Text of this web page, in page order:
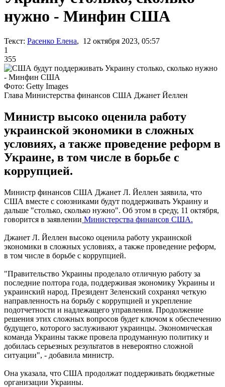
нужно - Минфин США
Текст: Расенко Елена, 12 октября 2023, 05:57
1
355
Фото: Getty Images
Глава Министерства финансов США Джанет Йеллен
Министр высоко оценила работу
украинской экономики в сложных
условиях, а также проведение реформ в
Украине, в том числе в борьбе с
коррупцией.
Министр финансов США Джанет Л. Йеллен заявила, что
США вместе с союзниками будут поддерживать Украину и
дальше "столько, сколько нужно". Об этом в среду, 11 октября,
говорится в заявлении Министерства финансов США.
Джанет Л. Йеллен высоко оценила работу украинской
экономики в сложных условиях, а также проведение реформ,
в том числе в борьбе с коррупцией.
"Правительство Украины проделало отличную работу за
последние полтора года, поддерживая экономику Украины и
украинский народ. Президент Зеленский сохранял четкую
направленность на борьбу с коррупцией и укрепление
подотчетности и надлежащего управления. Продолжение
решения этих сложных вопросов будет ключом к обеспечению
будущего, которого заслуживают украинцы. Экономическая
команда Украины также провела продуманную политику и
добилась серьезных результатов в невероятно сложной
ситуации", - добавила министр.
Она указала, что США продолжат поддерживать бюджетные
организации Украины.